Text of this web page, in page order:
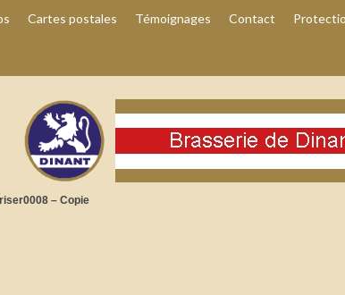
Cartes postales Témoignages Contact
– Copie